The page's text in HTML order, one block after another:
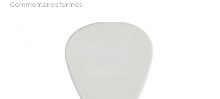
Commentaires fermés